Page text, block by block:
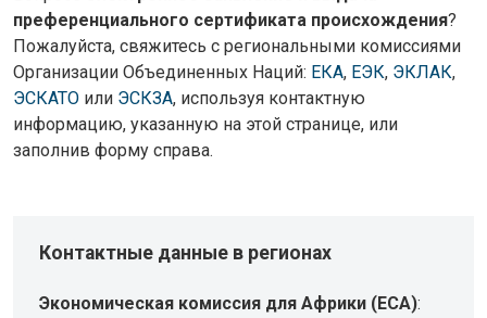
преференциального сертификата происхождения?
Пожалуйста, свяжитесь с региональными комиссиями
Организации Объединенных Наций: ЕКА, ЕЭК, ЭКЛАК,
ЭСКАТО или ЭСКЗА, используя контактную
информацию, указанную на этой странице, или
заполнив форму справа.
Контактные данные в регионах
Экономическая комиссия для Африки (ECA):